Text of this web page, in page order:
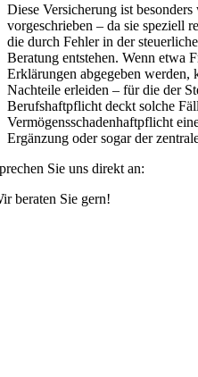
Diese Versicherung ist
vorgeschrieben – da sie speziell
die durch Fehler in der
Beratung entstehen. Wenn etwa
Erklärungen abgegeben werden,
Nachteile erleiden – für die der
Berufshaftpflicht deckt solche
Vermögensschadenhaftpflicht
Ergänzung oder sogar der
Sie uns direkt an:
beraten Sie gern!